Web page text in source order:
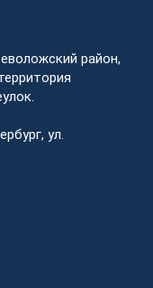
район,
ул.